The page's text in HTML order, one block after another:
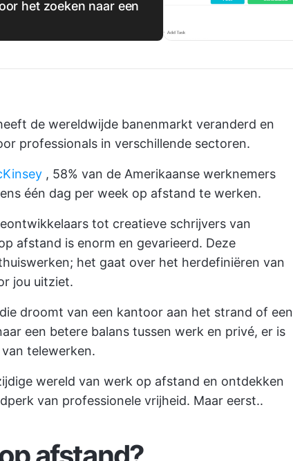
het zoeken naar een
de wereldwijde banenmarkt veranderd en
professionals in verschillende sectoren.
, 58% van de Amerikaanse werknemers
één dag per week op afstand te werken.
tot creatieve schrijvers van
afstand is enorm en gevarieerd. Deze
het gaat over het herdefiniëren van
jou uitziet.
droomt van een kantoor aan het strand of een
een betere balans tussen werk en privé, er is
telewerken.
wereld van werk op afstand en ontdekken
van professionele vrijheid. Maar eerst..